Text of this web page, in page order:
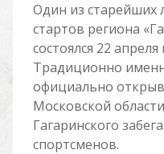
Один из старейших
стартов региона
состоялся 22
Традиционно
официально
Московской
Гагаринского
спортсменов.